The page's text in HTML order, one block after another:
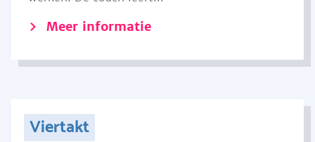
Meer informatie
Viertakt